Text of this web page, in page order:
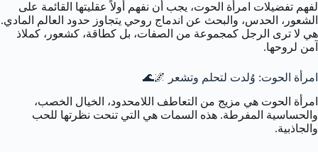
لفهم تفضيلات امرأة الحوت، يجب أن نفهم أولاً عقليتها القائمة على
الشعور، الحدس، والبحث عن اندماج روحي يتجاوز حدود العالم المادي.
هي لا ترى الرجل كمجموعة من الصفات، بل كطاقة، كشعور، كملاذ
آمن لروحها.
امرأة الحوت: وُلدت لتحلم وتشعر 🌌🌊
امرأة الحوت هي مزيج من التعاطف اللامحدود، الخيال الخصب،
والحساسية المفرطة. هذه السمات هي التي تنحت نظرتها للحب
والجاذبية.